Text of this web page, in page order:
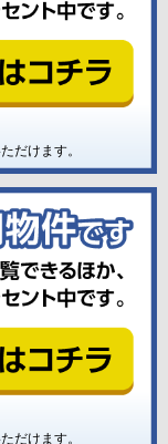
だけます。
だけます。